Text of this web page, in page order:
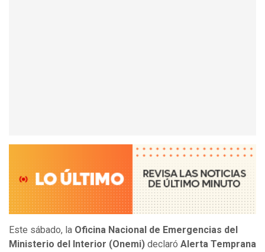
Este sábado, la Oficina Nacional de Emergencias del
Ministerio del Interior (Onemi) declaró Alerta Temprana